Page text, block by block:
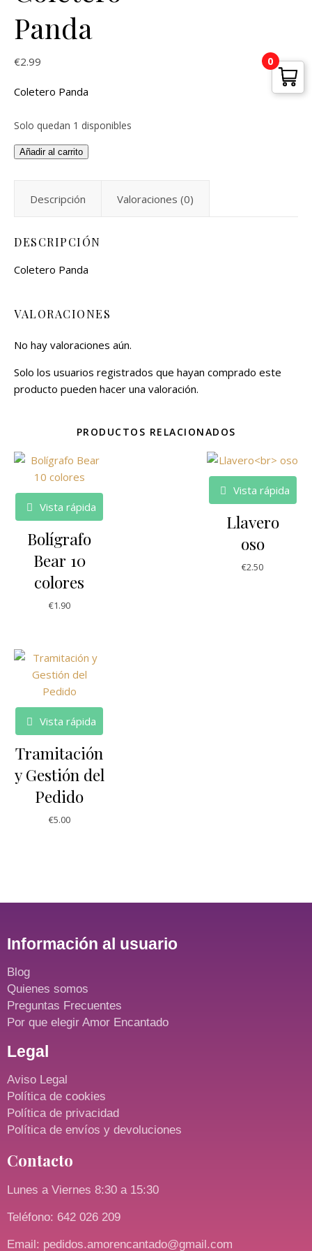
Panda
€2.99
Coletero Panda
Solo quedan 1 disponibles
Añadir al carrito
Descripción Valoraciones (0)
DESCRIPCIÓN
Coletero Panda
VALORACIONES
No hay valoraciones aún.
Solo los usuarios registrados que hayan comprado este
producto pueden hacer una valoración.
PRODUCTOS RELACIONADOS
Vista rápida
Bolígrafo
Bear 10
colores
€1.90
Vista rápida
Llavero
oso
€2.50
Vista rápida
Tramitación
y Gestión del
Pedido
€5.00
Información al usuario
Blog
Quienes somos
Preguntas Frecuentes
Por que elegir Amor Encantado
Legal
Aviso Legal
Política de cookies
Política de privacidad
Política de envíos y devoluciones
Contacto
Lunes a Viernes 8:30 a 15:30
Teléfono: 642 026 209
Email: pedidos.amorencantado@gmail.com
0